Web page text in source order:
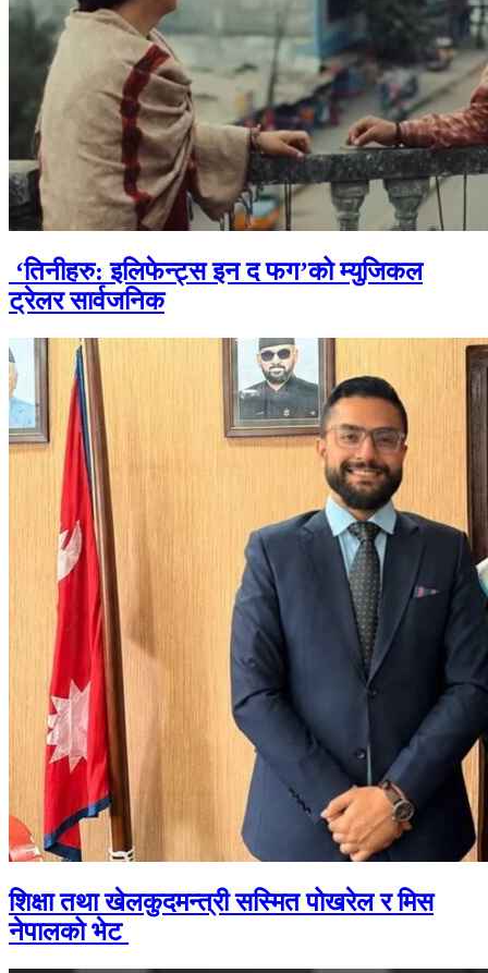
‘तिनीहरु: इलिफेन्ट्स इन द फग’को म्युजिकल
ट्रेलर सार्वजनिक
शिक्षा तथा खेलकुदमन्त्री सस्मित पोखरेल र मिस
नेपालको भेट